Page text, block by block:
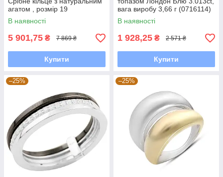
агатом , розмір 19
В наявності
5 901,75 ₴ 7 869 ₴
Купити
вага виробу 3,66 г (0716114)
17 розмір
В наявності
1 928,25 ₴ 2 571 ₴
Купити
–25% –25%